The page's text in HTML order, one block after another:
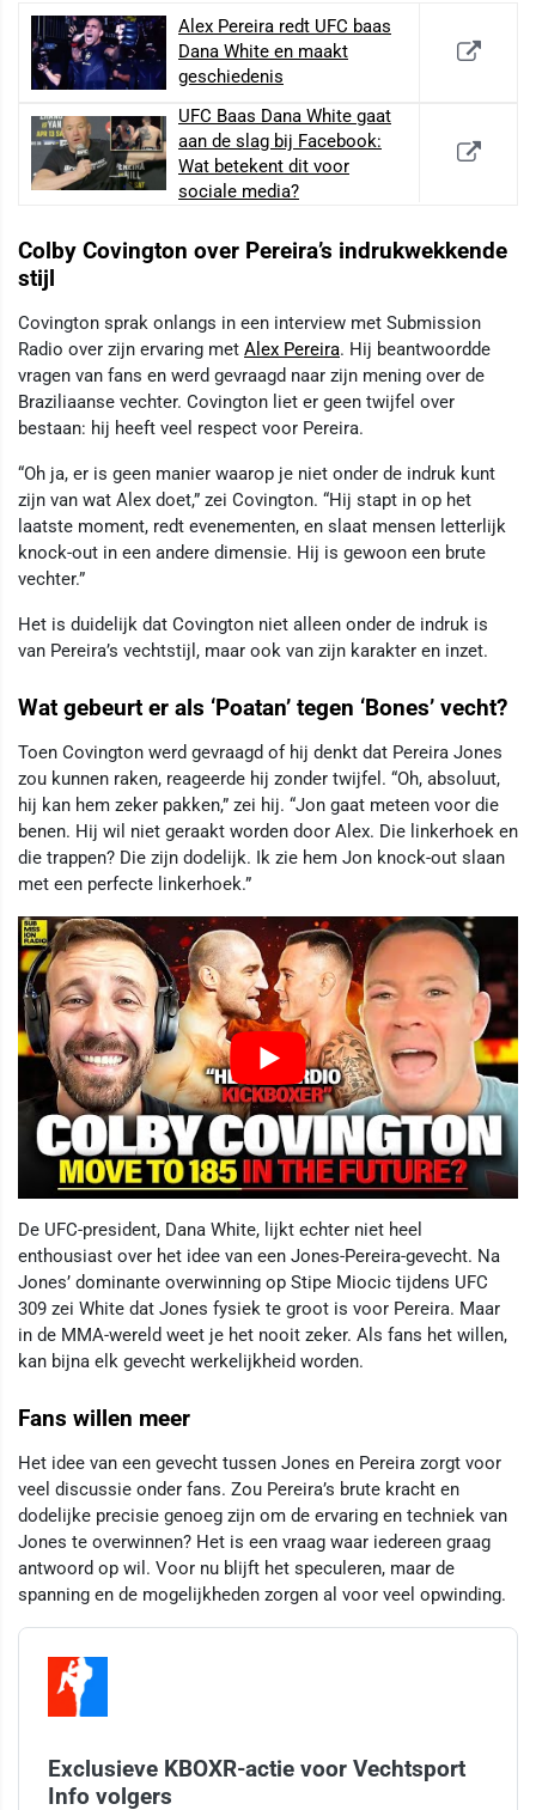
Alex Pereira redt UFC baas
Dana White en maakt
geschiedenis
UFC Baas Dana White gaat
aan de slag bij Facebook:
Wat betekent dit voor
sociale media?
Colby Covington over Pereira’s indrukwekkende
stijl
Covington sprak onlangs in een interview met Submission
Radio over zijn ervaring met Alex Pereira. Hij beantwoordde
vragen van fans en werd gevraagd naar zijn mening over de
Braziliaanse vechter. Covington liet er geen twijfel over
bestaan: hij heeft veel respect voor Pereira.
“Oh ja, er is geen manier waarop je niet onder de indruk kunt
zijn van wat Alex doet,” zei Covington. “Hij stapt in op het
laatste moment, redt evenementen, en slaat mensen letterlijk
knock-out in een andere dimensie. Hij is gewoon een brute
vechter.”
Het is duidelijk dat Covington niet alleen onder de indruk is
van Pereira’s vechtstijl, maar ook van zijn karakter en inzet.
Wat gebeurt er als ‘Poatan’ tegen ‘Bones’ vecht?
Toen Covington werd gevraagd of hij denkt dat Pereira Jones
zou kunnen raken, reageerde hij zonder twijfel. “Oh, absoluut,
hij kan hem zeker pakken,” zei hij. “Jon gaat meteen voor die
benen. Hij wil niet geraakt worden door Alex. Die linkerhoek en
die trappen? Die zijn dodelijk. Ik zie hem Jon knock-out slaan
met een perfecte linkerhoek.”
De UFC-president, Dana White, lijkt echter niet heel
enthousiast over het idee van een Jones-Pereira-gevecht. Na
Jones’ dominante overwinning op Stipe Miocic tijdens UFC
309 zei White dat Jones fysiek te groot is voor Pereira. Maar
in de MMA-wereld weet je het nooit zeker. Als fans het willen,
kan bijna elk gevecht werkelijkheid worden.
Fans willen meer
Het idee van een gevecht tussen Jones en Pereira zorgt voor
veel discussie onder fans. Zou Pereira’s brute kracht en
dodelijke precisie genoeg zijn om de ervaring en techniek van
Jones te overwinnen? Het is een vraag waar iedereen graag
antwoord op wil. Voor nu blijft het speculeren, maar de
spanning en de mogelijkheden zorgen al voor veel opwinding.
Exclusieve KBOXR-actie voor Vechtsport
Info volgers